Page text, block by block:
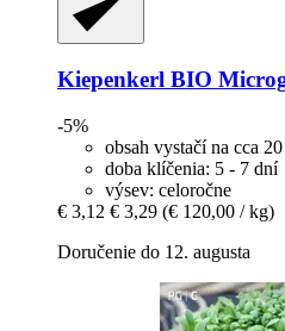
Kiepenkerl BIO
-5%
obsah vystačí na cca
doba klíčenia: 5 - 7 dní
výsev: celoročne
€ 3,12 € 3,29 (€ 120,00 / kg)
Doručenie do 12. augusta